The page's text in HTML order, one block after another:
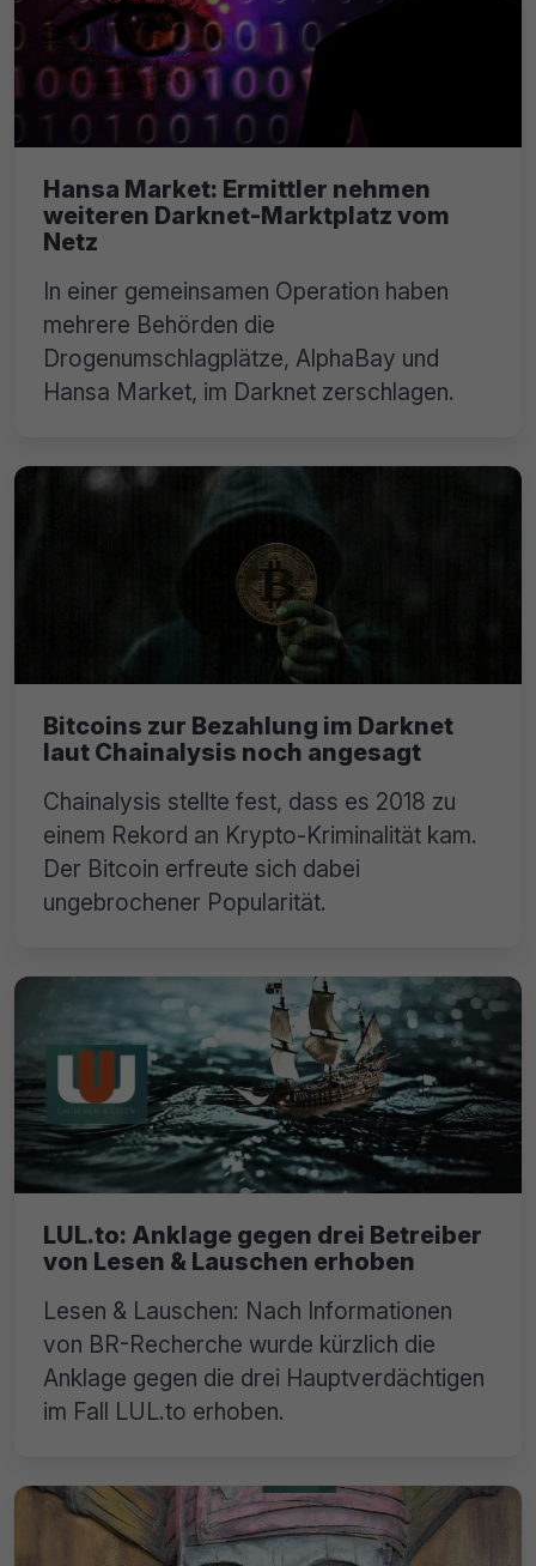
Hansa Market: Ermittler nehmen
weiteren Darknet-Marktplatz vom
Netz
In einer gemeinsamen Operation haben
mehrere Behörden die
Drogenumschlagplätze, AlphaBay und
Hansa Market, im Darknet zerschlagen.
Bitcoins zur Bezahlung im Darknet
laut Chainalysis noch angesagt
Chainalysis stellte fest, dass es 2018 zu
einem Rekord an Krypto-Kriminalität kam.
Der Bitcoin erfreute sich dabei
ungebrochener Popularität.
LUL.to: Anklage gegen drei Betreiber
von Lesen & Lauschen erhoben
Lesen & Lauschen: Nach Informationen
von BR-Recherche wurde kürzlich die
Anklage gegen die drei Hauptverdächtigen
im Fall LUL.to erhoben.